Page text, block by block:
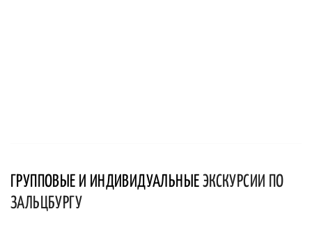
ГРУППОВЫЕ И ИНДИВИДУАЛЬНЫЕ ЭКСКУРСИИ ПО
ЗАЛЬЦБУРГУ